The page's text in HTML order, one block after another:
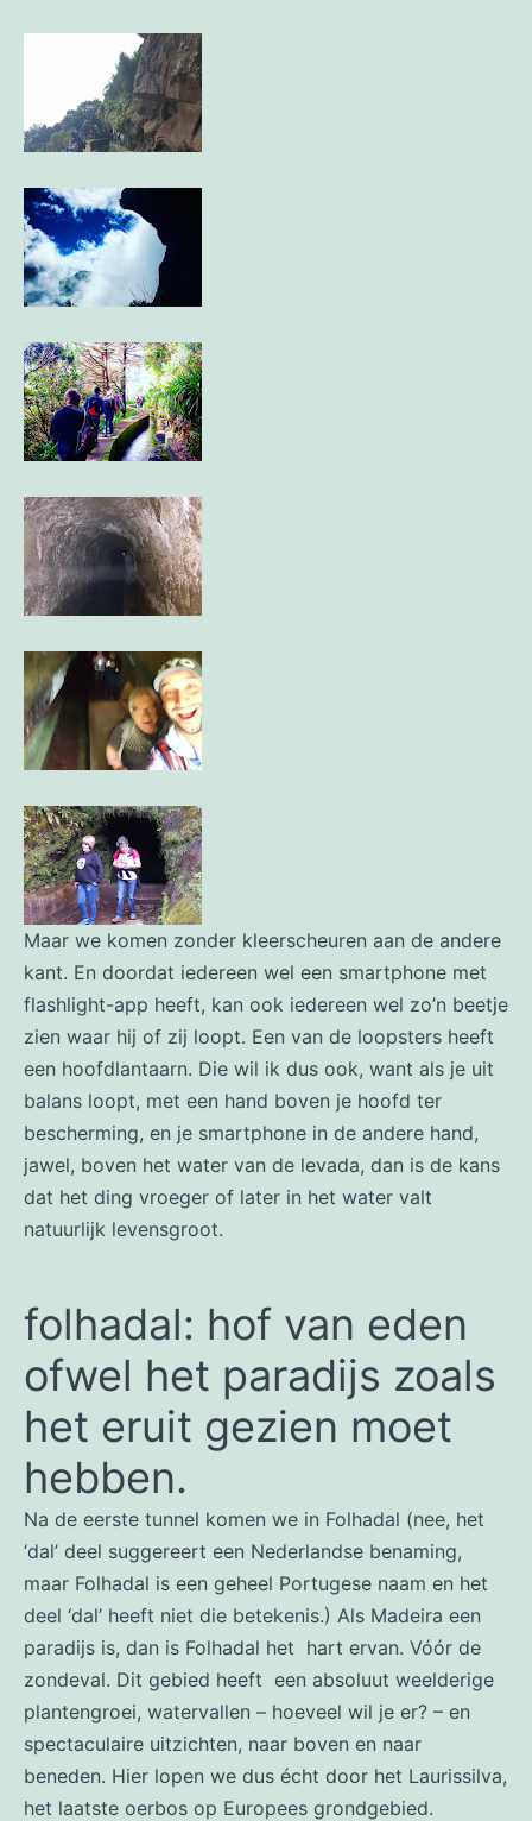
Maar we komen zonder kleerscheuren aan de andere
kant. En doordat iedereen wel een smartphone met
flashlight-app heeft, kan ook iedereen wel zo’n beetje
zien waar hij of zij loopt. Een van de loopsters heeft
een hoofdlantaarn. Die wil ik dus ook, want als je uit
balans loopt, met een hand boven je hoofd ter
bescherming, en je smartphone in de andere hand,
jawel, boven het water van de levada, dan is de kans
dat het ding vroeger of later in het water valt
natuurlijk levensgroot.
folhadal: hof van eden
ofwel het paradijs zoals
het eruit gezien moet
hebben.
Na de eerste tunnel komen we in Folhadal (nee, het
‘dal’ deel suggereert een Nederlandse benaming,
maar Folhadal is een geheel Portugese naam en het
deel ‘dal’ heeft niet die betekenis.) Als Madeira een
paradijs is, dan is Folhadal het hart ervan. Vóór de
zondeval. Dit gebied heeft een absoluut weelderige
plantengroei, watervallen – hoeveel wil je er? – en
spectaculaire uitzichten, naar boven en naar
beneden. Hier lopen we dus écht door het Laurissilva,
het laatste oerbos op Europees grondgebied.